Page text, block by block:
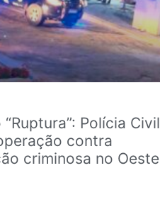
Polícia Civil
contra
criminosa no Oeste